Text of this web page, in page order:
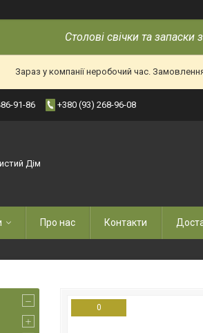
Столові свічки та
Зараз у компанії неробочий час.
91-86 +380 (93) 268-96-08
Дім
Про нас Контакти
0